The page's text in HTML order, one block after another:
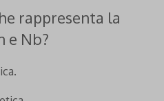
rappresenta la
e Nb?